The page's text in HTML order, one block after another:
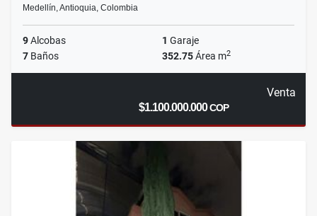
Medellín, Antioquia, Colombia
9Alcobas 1 Garaje
7 Baños 352.75Área m2
Venta
$1.100.000.000COP